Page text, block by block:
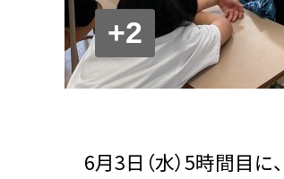
+2
6月3日（水）5時間目に